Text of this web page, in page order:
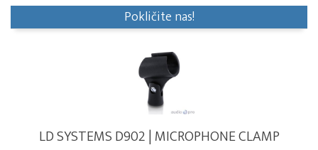
Pokličite nas!
LD SYSTEMS D902 | MICROPHONE CLAMP